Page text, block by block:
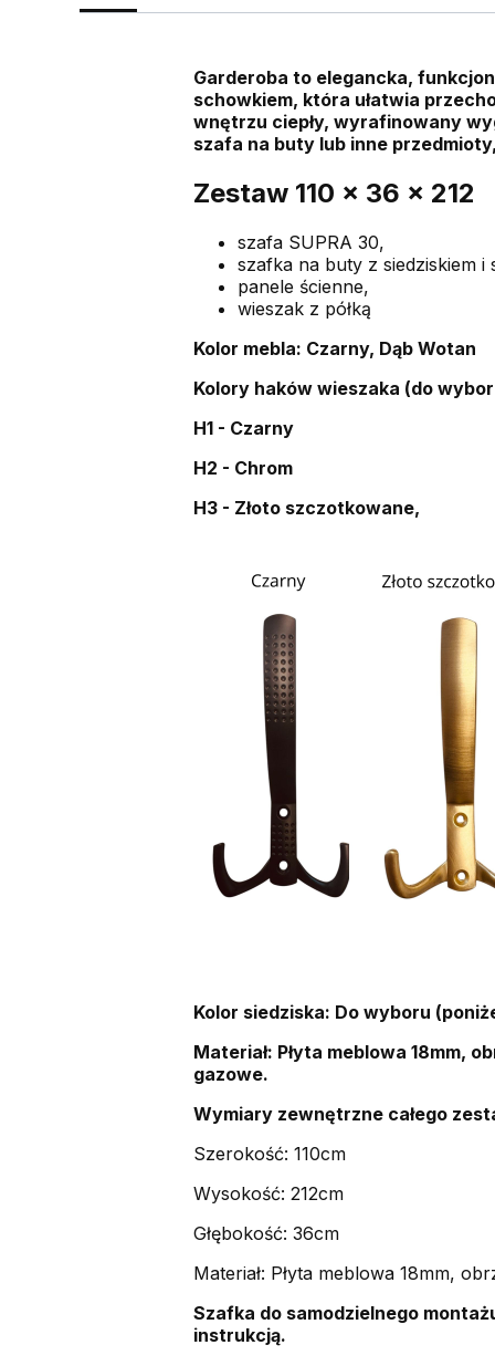
Garderoba to elegancka,
schowkiem, która ułatwia
wnętrzu ciepły, wyrafinowany
szafa na buty lub inne
Zestaw 110 x 36 x 212
szafa SUPRA 30,
szafka na buty z siedziskiem i
panele ścienne,
wieszak z półką
Kolor mebla: Czarny, Dąb Wotan
Kolory haków wieszaka (do
H1 - Czarny
H2 - Chrom
H3 - Złoto szczotkowane,
Kolor siedziska: Do wyboru
Materiał: Płyta meblowa 18mm,
gazowe.
Wymiary zewnętrzne całego
Szerokość: 110cm
Wysokość: 212cm
Głębokość: 36cm
Materiał: Płyta meblowa 18mm,
Szafka do samodzielnego
instrukcją.